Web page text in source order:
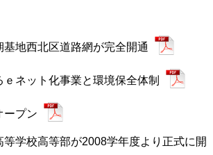
ク
基地西北区道路網が完全開通
ネット化事業と環境保全体制
ープン
等学校高等部が2008学年度より正式に開